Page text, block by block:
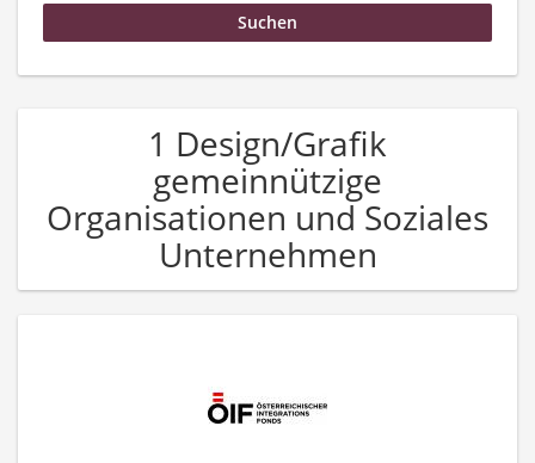
1 Design/Grafik
gemeinnützige
Organisationen und Soziales
Unternehmen